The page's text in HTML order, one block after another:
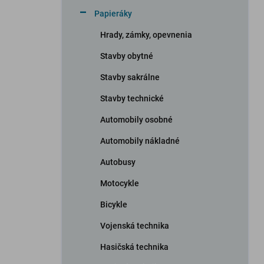
Papieráky
Hrady, zámky, opevnenia
Stavby obytné
Stavby sakrálne
Stavby technické
Automobily osobné
Automobily nákladné
Autobusy
Motocykle
Bicykle
Vojenská technika
Hasičská technika